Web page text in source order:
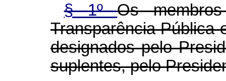
§ 1ºOs
Transparência Pública
designados pelo
suplentes, pelo